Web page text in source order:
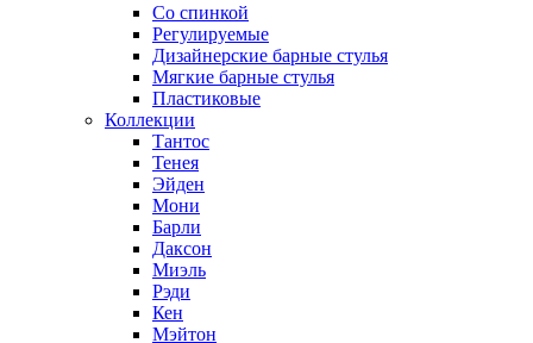
Со спинкой
Регулируемые
Дизайнерские барные стулья
Мягкие барные стулья
Пластиковые
Коллекции
Тантос
Тенея
Эйден
Мони
Барли
Даксон
Миэль
Рэди
Кен
Мэйтон